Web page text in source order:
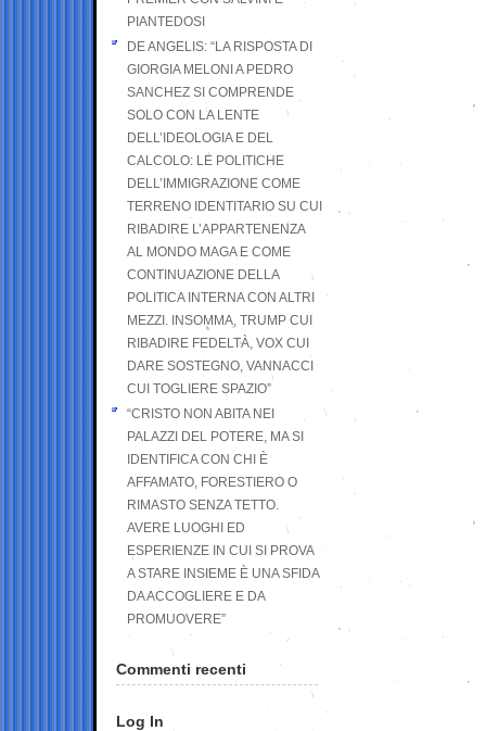
PIANTEDOSI
DE ANGELIS: “LA RISPOSTA DI
GIORGIA MELONI A PEDRO
SANCHEZ SI COMPRENDE
SOLO CON LA LENTE
DELL’IDEOLOGIA E DEL
CALCOLO: LE POLITICHE
DELL’IMMIGRAZIONE COME
TERRENO IDENTITARIO SU CUI
RIBADIRE L’APPARTENENZA
AL MONDO MAGA E COME
CONTINUAZIONE DELLA
POLITICA INTERNA CON ALTRI
MEZZI. INSOMMA, TRUMP CUI
RIBADIRE FEDELTÀ, VOX CUI
DARE SOSTEGNO, VANNACCI
CUI TOGLIERE SPAZIO”
“CRISTO NON ABITA NEI
PALAZZI DEL POTERE, MA SI
IDENTIFICA CON CHI È
AFFAMATO, FORESTIERO O
RIMASTO SENZA TETTO.
AVERE LUOGHI ED
ESPERIENZE IN CUI SI PROVA
A STARE INSIEME È UNA SFIDA
DA ACCOGLIERE E DA
PROMUOVERE”
Commenti recenti
Log In